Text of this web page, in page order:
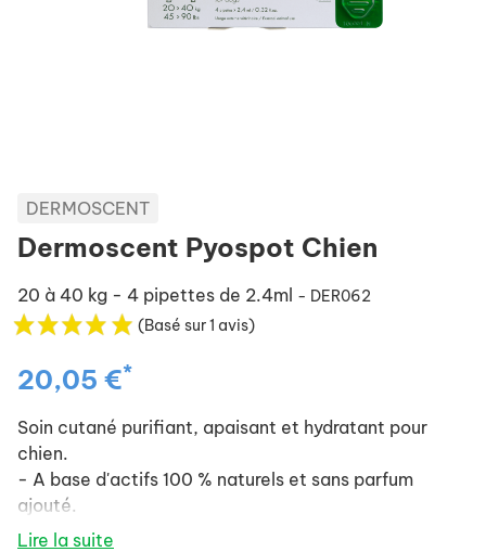
DERMOSCENT
Dermoscent Pyospot Chien
20 à 40 kg - 4 pipettes de 2.4ml - DER062
(Basé sur 1 avis)
20,05 €*
Soin cutané purifiant, apaisant et hydratant pour
chien.
- A base d'actifs 100 % naturels et sans parfum
ajouté.
- Equilibre l'écosystème cutané et renforce les
Lire la suite